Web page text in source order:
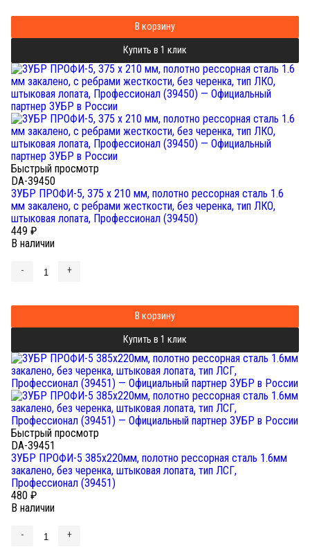
В корзину
Купить в 1 клик
Быстрый просмотр
DA-39450
ЗУБР ПРОФИ-5, 375 х 210 мм, полотно рессорная сталь 1.6
мм закалено, c ребрами жесткости, без черенка, тип ЛКО,
штыковая лопата, Профессионал (39450)
449 ₽
В наличии
- +
В корзину
Купить в 1 клик
Быстрый просмотр
DA-39451
ЗУБР ПРОФИ-5 385х220мм, полотно рессорная сталь 1.6мм
закалено, без черенка, штыковая лопата, тип ЛСГ,
Профессионал (39451)
480 ₽
В наличии
- +